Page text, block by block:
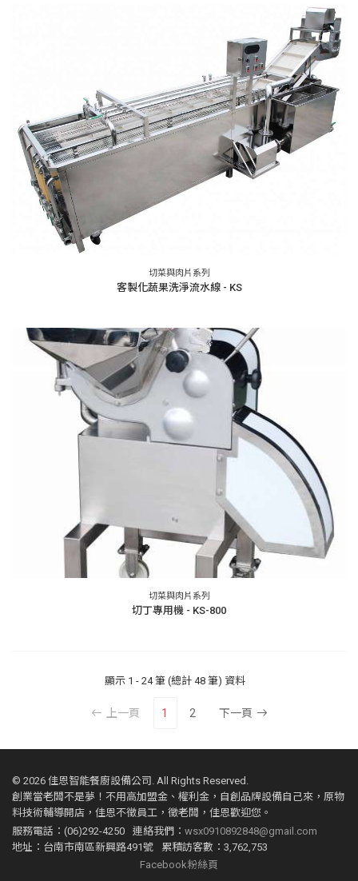
切菜與肉片系列
客製化蔬果洗淨流水線 - KS
切菜與肉片系列
切丁專用機 - KS-800
顯示 1 - 24 筆 (總計 48 筆) 資料
上一頁 1 2 下一頁
© 2026 佳恩智能餐廚設備公司. All Rights Reserved.
創業當老闆不是夢！不用高加盟金、權利金，自創品牌設備自己來，原物
料技術輔導開店，佳恩不徵員工，徵老闆，佳恩歡迎您。
服務電話：(06)292-4250
連絡我們： wsx0910892848@gmail.com
地址：台南市南區新興路491號
累積訪客數：3,762,753
Facebook粉絲頁